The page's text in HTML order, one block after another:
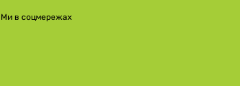
Ми в соцмережах